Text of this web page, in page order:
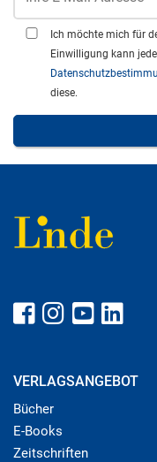
Ich möchte mich für
Einwilligung kann
diese.
VERLAGSANGEBOT
Bücher
E-Books
Zeitschriften